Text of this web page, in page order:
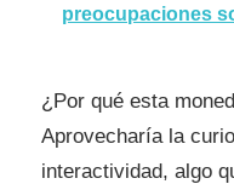
preocupaciones
¿Por qué esta
Aprovecharía la
interactividad, algo